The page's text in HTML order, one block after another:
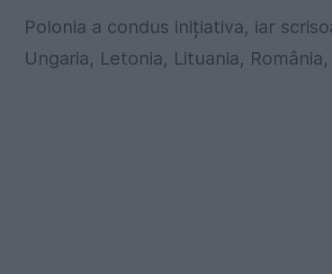
Polonia a condus inițiativa, iar
Ungaria, Letonia, Lituania,